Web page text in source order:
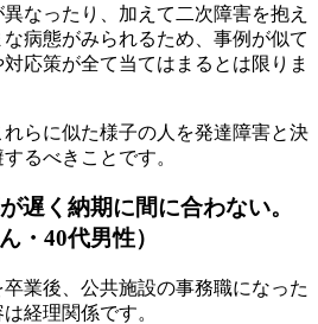
なったり、加えて二次障害を抱え
病態がみられるため、事例が似て
応策が全て当てはまるとは限りま
らに似た様子の人を発達障害と決
るべきことです。
遅く納期に間に合わない。
・40代男性）
業後、公共施設の事務職になった
経理関係です。